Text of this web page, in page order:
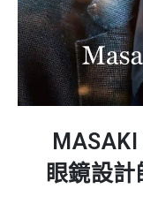
眼鏡設